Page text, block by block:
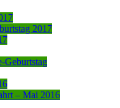
2017
Geburtstag
– Mai 2016